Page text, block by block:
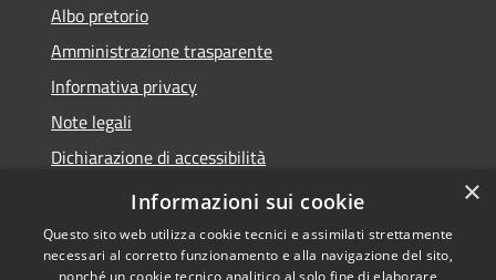
Albo pretorio
Amministrazione trasparente
Informativa privacy
Note legali
Dichiarazione di accessibilità
Meccanismo di Feedback
×
Informazioni sui cookie
Questo sito web utilizza cookie tecnici e assimilati strettamente
necessari al corretto funzionamento e alla navigazione del sito,
nonché un cookie tecnico analitico al solo fine di elaborare